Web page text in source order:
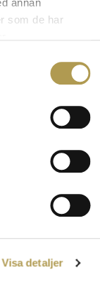
annan
som de har
Visa detaljer